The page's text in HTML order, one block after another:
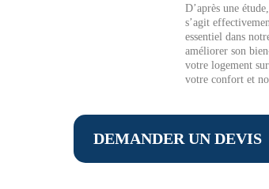
D’après une
s’agit
essentiel dans
améliorer son
votre logement
votre confort et
DEMANDER UN DEVIS